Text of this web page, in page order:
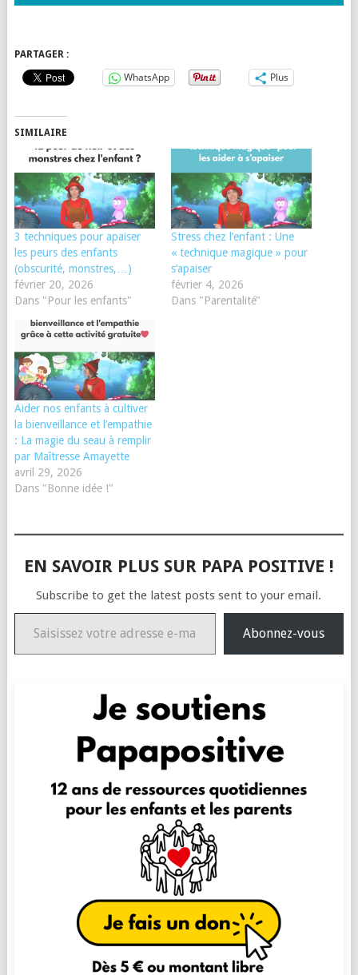
PARTAGER :
WhatsApp Plus
SIMILAIRE
3 techniques pour apaiser
les peurs des enfants
(obscurité, monstres,…)
février 20, 2026
Dans "Pour les enfants"
Stress chez l’enfant : Une
« technique magique » pour
s’apaiser
février 4, 2026
Dans "Parentalité"
Aider nos enfants à cultiver
la bienveillance et l’empathie
: La magie du seau à remplir
par Maîtresse Amayette
avril 29, 2026
Dans "Bonne idée !"
EN SAVOIR PLUS SUR PAPA POSITIVE !
Subscribe to get the latest posts sent to your email.
Saisissez votre adresse e-mail…
Abonnez-vous